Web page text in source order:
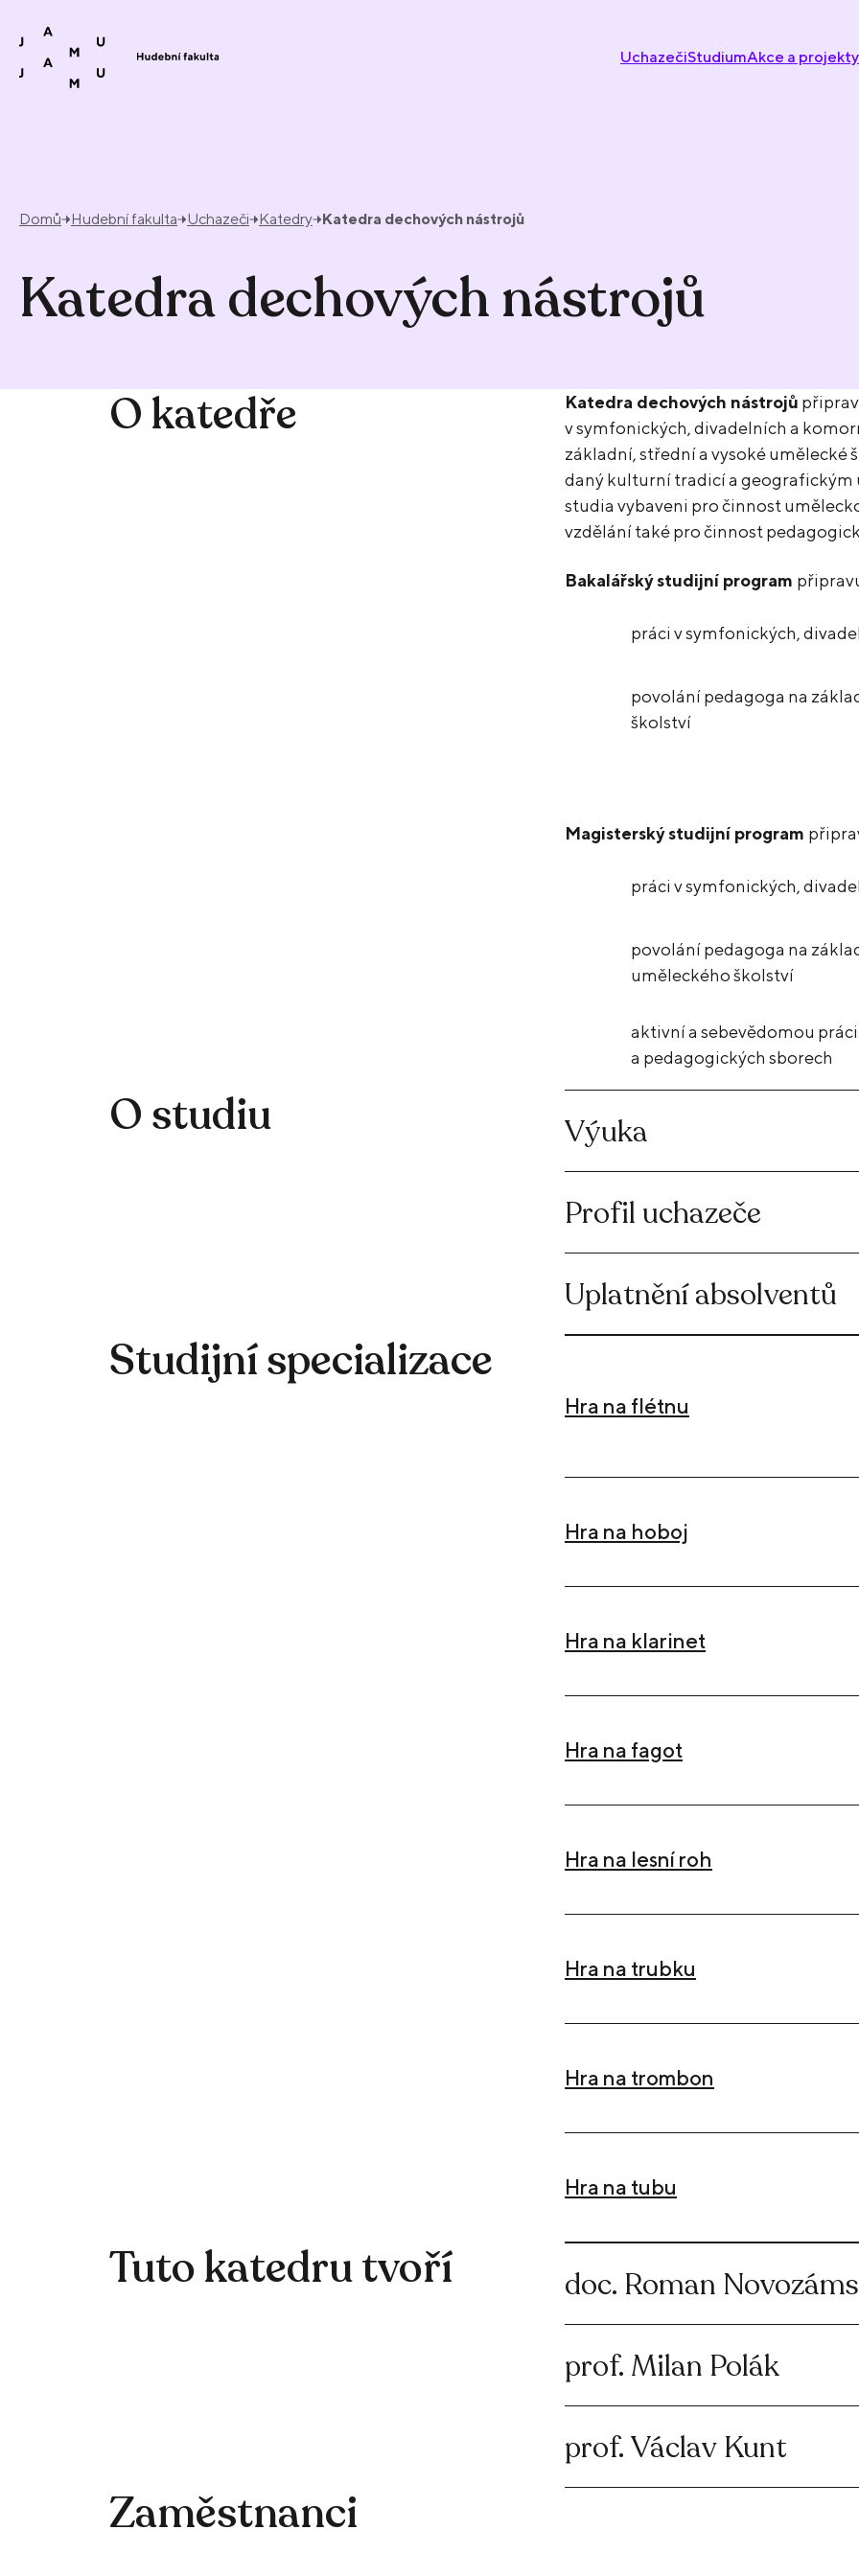
UchazečiStudiumAkce a projekty
Domů Hudební fakulta Uchazeči Katedry Katedra dechových nástrojů
Katedra dechových nástrojů
O katedře Katedra dechových nástrojů
v symfonických, divadelních a
základní, střední a vysoké umělecké
daný kulturní tradicí a
studia vybaveni pro činnost
vzdělání také pro činnost
Bakalářský studijní program
práci v symfonických,
povolání pedagoga na
školství
Magisterský studijní program
práci v symfonických,
povolání pedagoga na
uměleckého školství
aktivní a sebevědomou
a pedagogických sborech
O studiu Výuka
Profil uchazeče
Uplatnění absolventů
Studijní specializace
Hra na flétnu
Hra na hoboj
Hra na klarinet
Hra na fagot
Hra na lesní roh
Hra na trubku
Hra na trombon
Hra na tubu
Tuto katedru tvoří doc. Roman
prof. Milan Polák
prof. Václav Kunt
Zaměstnanci